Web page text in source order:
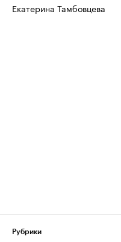
Екатерина Тамбовцева
Рубрики